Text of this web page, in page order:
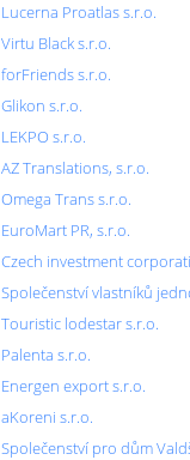
Lucerna Proatlas s.r.o.
Virtu Black s.r.o.
forFriends s.r.o.
Glikon s.r.o.
LEKPO s.r.o.
AZ Translations, s.r.o.
Omega Trans s.r.o.
EuroMart PR, s.r.o.
Czech investment
Společenství vlastníků
Touristic lodestar s.r.o.
Palenta s.r.o.
Energen export s.r.o.
aKoreni s.r.o.
Společenství pro dům